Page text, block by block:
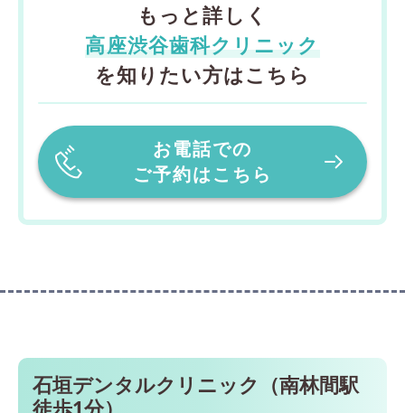
もっと詳しく
高座渋谷歯科クリニック
を知りたい方はこちら
お電話での
ご予約はこちら
石垣デンタルクリニック（南林間駅